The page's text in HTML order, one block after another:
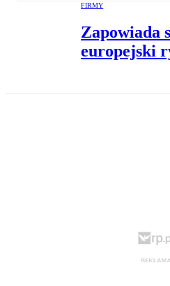
FIRMY
Zapowiada
europejski